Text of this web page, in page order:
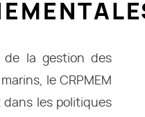
de la gestion des
le CRPMEM
dans les politiques